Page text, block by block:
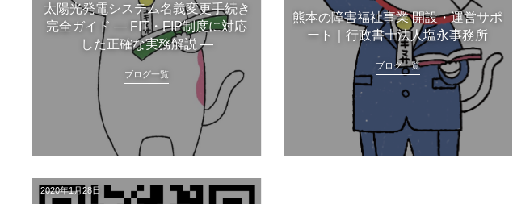
太陽光発電システム名義変更手続き
完全ガイド ― FIT・FIP制度に対応
した正確な実務解説 ―
ブログ一覧
熊本の障害福祉事業 開設・運営サポ
ート｜行政書士法人塩永事務所
ブログ一覧
2020年1月28日